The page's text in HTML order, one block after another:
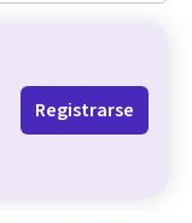
Registrarse